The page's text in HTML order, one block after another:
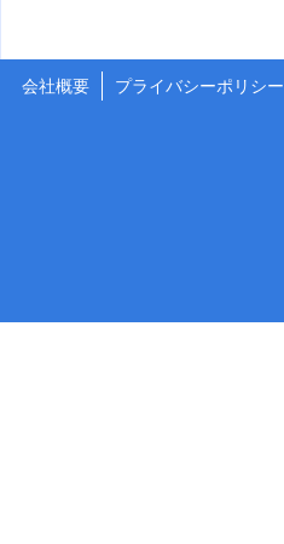
会社概要 プライバシーポリシー